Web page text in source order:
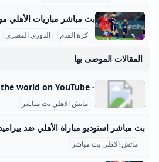
كرة القدم الدوري المصري
المقالات الموصى بها
ماتش الاهلي بث مباشر
ماتش الاهلي بث مباشر